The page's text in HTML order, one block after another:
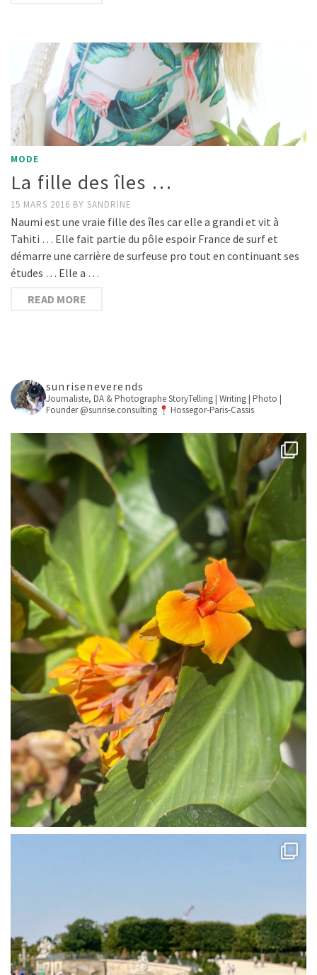
MODE
La fille des îles …
15 MARS 2016 BY SANDRINE
Naumi est une vraie fille des îles car elle a grandi et vit à
Tahiti … Elle fait partie du pôle espoir France de surf et
démarre une carrière de surfeuse pro tout en continuant ses
études … Elle a …
READ MORE
sunriseneverends
Journaliste, DA & PhotographeStoryTelling | Writing | Photo |
Founder @sunrise.consulting
Hossegor-Paris-Cassis